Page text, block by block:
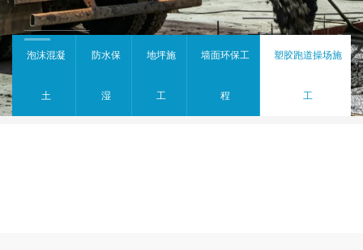
泡沫混凝
土
防水保
湿
地坪施
工
墙面环保工
程
塑胶跑道操场施
工